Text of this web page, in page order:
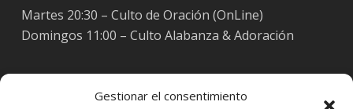
Gestionar el consentimiento
Martes 20:30 – Culto de Oración (OnLine)
Domingos 11:00 – Culto Alabanza & Adoración